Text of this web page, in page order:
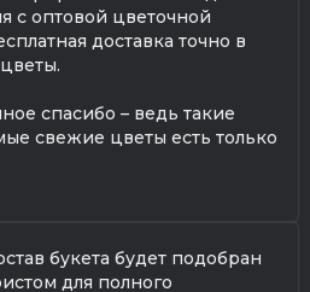
с оптовой цветочной
доставка точно в
спасибо – ведь такие
свежие цветы есть только
букета будет подобран
для полного